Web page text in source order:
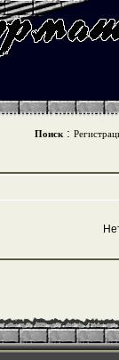
Поиск :